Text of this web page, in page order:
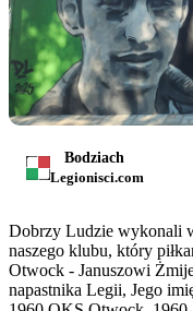
Bodziach
Legionisci.com
Dobrzy Ludzie wykonali
naszego klubu, który
Otwock - Januszowi
napastnika Legii, Jego